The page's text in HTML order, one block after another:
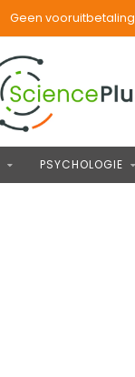
Geen vooruitbetaling
PSYCHOLOGIE